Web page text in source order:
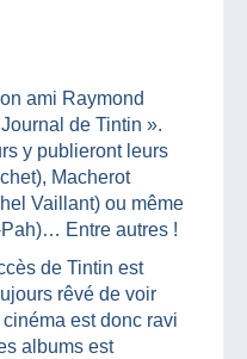
ami Raymond
de Tintin ».
y publieront leurs
Macherot
Vaillant) ou même
Entre autres !
de Tintin est
rêvé de voir
est donc ravi
albums est